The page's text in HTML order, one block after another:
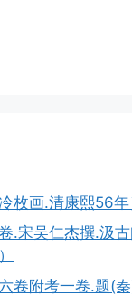
枚画.清康熙56年
.宋吴仁杰撰.汲
卷附考一卷.题(